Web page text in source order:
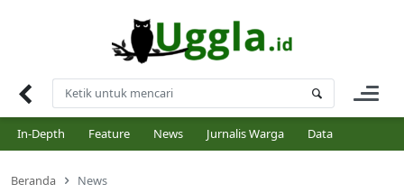
In-Depth Feature News Jurnalis Warga Data
Beranda News